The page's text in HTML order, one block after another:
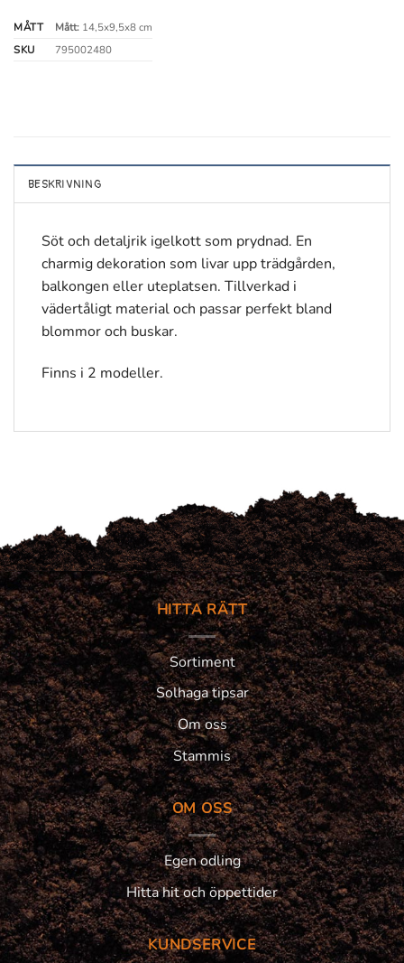
MÅTT Mått:14,5x9,5x8 cm
SKU
795002480
BESKRIVNING
Söt och detaljrik igelkott som prydnad. En
charmig dekoration som livar upp trädgården,
balkongen eller uteplatsen. Tillverkad i
vädertåligt material och passar perfekt bland
blommor och buskar.
Finns i 2 modeller.
HITTA RÄTT
Sortiment
Solhaga tipsar
Om oss
Stammis
OM OSS
Egen odling
Hitta hit och öppettider
KUNDSERVICE